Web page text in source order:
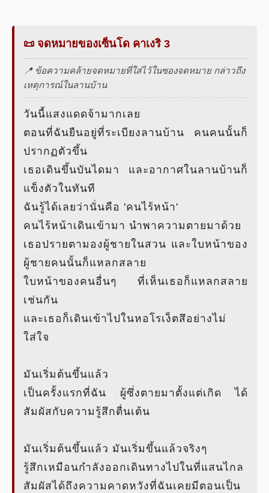
📜 จดหมายของเซ็นโด คาเงริ 3
📍 ข้อความคล้ายจดหมายที่ใส่ไว้ในซองจดหมาย กล่าวถึง
เหตุการณ์ในลานบ้าน
วันนี้แสงแดดจ้ามากเลย
ตอนที่ฉันยืนอยู่ที่ระเบียงลานบ้าน คนคนนั้นก็
ปรากฏตัวขึ้น
เธอเดินขึ้นบันไดมา และอากาศในลานบ้านก็
แข็งตัวในทันที
ฉันรู้ได้เลยว่านั่นคือ 'คนไร้หน้า'
คนไร้หน้าเดินเข้ามา นำพาความตายมาด้วย
เธอปรายตามองผู้ชายในสวน และใบหน้าของ
ผู้ชายคนนั้นก็แหลกสลาย
ใบหน้าของคนอื่นๆ ที่เห็นเธอก็แหลกสลาย
เช่นกัน
และเธอก็เดินเข้าไปในหอโรเง็ตสึอย่างไม่
ใส่ใจ
มันเริ่มต้นขึ้นแล้ว
เป็นครั้งแรกที่ฉัน ผู้ซึ่งตายมาตั้งแต่เกิด ได้
สัมผัสกับความรู้สึกตื่นเต้น
มันเริ่มต้นขึ้นแล้ว มันเริ่มขึ้นแล้วจริงๆ
รู้สึกเหมือนกำลังออกเดินทางไปในที่แสนไกล
สัมผัสได้ถึงความคาดหวังที่ฉันเคยมีตอนเป็น